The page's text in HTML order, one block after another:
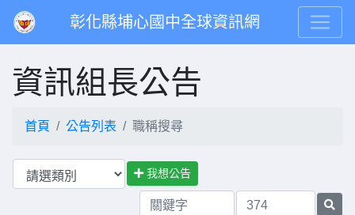
彰化縣埔心國中全球資訊網
資訊組長公告
首頁 公告列表 職稱搜尋
我想公告